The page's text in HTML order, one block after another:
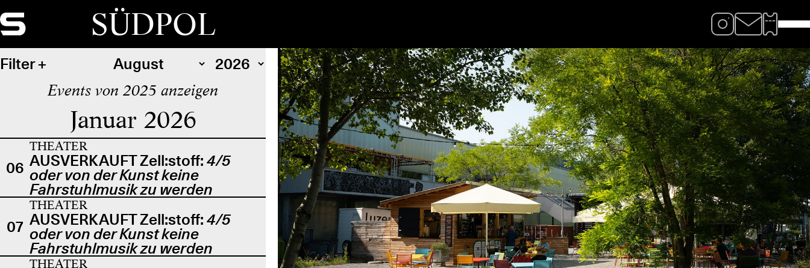
SÜDPOL
Filter
Events von 2025 anzeigen
Januar 2026
06
THEATER
AUSVERKAUFT Zell:stoff: 4/5
oder von der Kunst keine
Fahrstuhlmusik zu werden
07
THEATER
AUSVERKAUFT Zell:stoff: 4/5
oder von der Kunst keine
Fahrstuhlmusik zu werden
THEATER